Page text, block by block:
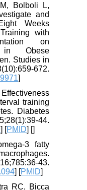
M, Bolboli L,
and
Weeks
Training with
on
in Obese
Studies in
672.
training
Diabetes
44.
] [PMID] [
3 fatty
43.
] [PMID
RC, Bicca